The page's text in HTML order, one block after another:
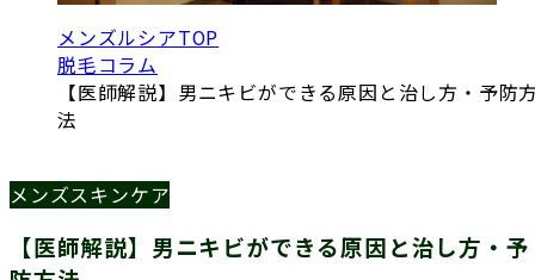
メンズルシアTOP
脱毛コラム
【医師解説】男ニキビができる原因と治し方・予防
法
メンズスキンケア
【医師解説】男ニキビができる原因と治し方・予